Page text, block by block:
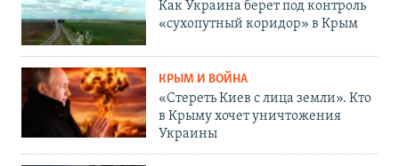
Как Украина берет под контроль
«сухопутный коридор» в Крым
КРЫМ И ВОЙНА
«Стереть Киев с лица земли». Кто
в Крыму хочет уничтожения
Украины